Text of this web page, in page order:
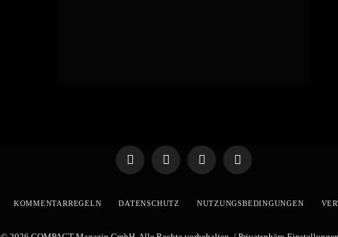
TelegramWhatsApp
X
YouTube
KOMMENTARREGELN DATENSCHUTZ NUTZUNGSBEDINGUNGEN